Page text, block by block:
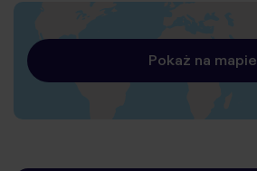
Pokaż na mapie